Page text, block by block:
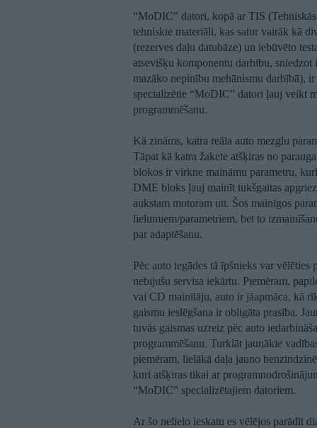
“MoDIC” datori, kopā ar TIS
tehniskie materiāli, kas satur vairāk kā
(rezerves daļu datubāze) un iebūvēto
atsevišķu komponentu darbību,
mazāko nepinību mehānismu darbībā),
specializētie “MoDIC” datori ļauj veikt
programmēšanu.
Kā zināms, katra reāla auto mezglu
Tāpat kā katra žakete atšķiras no
blokos ir virkne maināmu parametru,
DME bloks ļauj mainīt tukšgaitas
aukstam motoram utt. Šos mainīgos
lielumiem/parametriem, bet to
par adaptēšanu.
Pēc auto iegādes tā īpšnieks var
nebijušu servisa iekārtu. Piemēram,
vai CD mainītāju, auto ir jāapmāca, kā
gaismu ieslēgšana ir obligāta prasība.
tuvās gaismas uzreiz pēc auto
programmēšanu. Turklāt jaunākie
piemēram, lielākā daļa jauno
kuri atšķiras tikai ar
“MoDIC” specializētajiem datoriem.
Ar šo nelielo ieskatu es vēlējos parādīt